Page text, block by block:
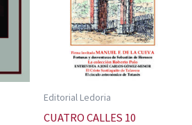
Editorial Ledoria
CUATRO CALLES 10